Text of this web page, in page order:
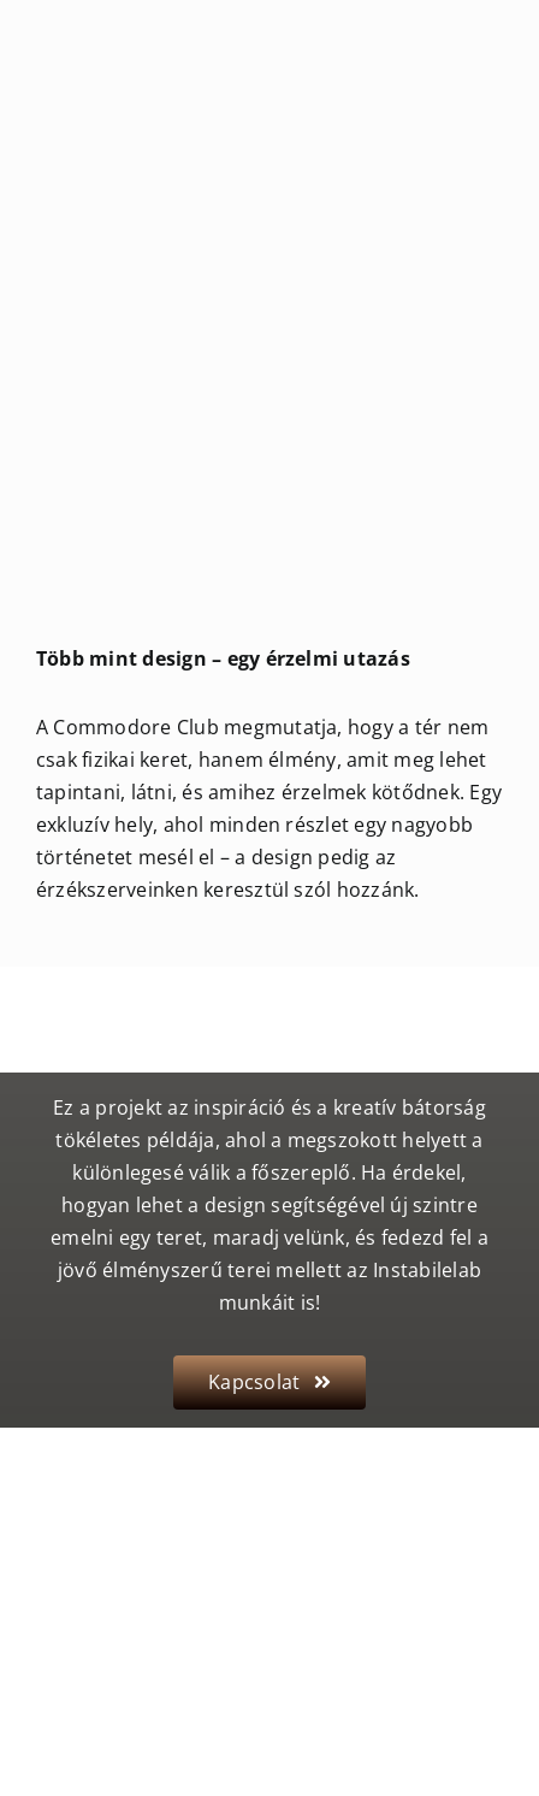
Több mint design – egy érzelmi utazás
A Commodore Club megmutatja, hogy a tér nem
csak fizikai keret, hanem élmény, amit meg lehet
tapintani, látni, és amihez érzelmek kötődnek. Egy
exkluzív hely, ahol minden részlet egy nagyobb
történetet mesél el – a design pedig az
érzékszerveinken keresztül szól hozzánk.
Ez a projekt az inspiráció és a kreatív bátorság
tökéletes példája, ahol a megszokott helyett a
különlegesé válik a főszereplő. Ha érdekel,
hogyan lehet a design segítségével új szintre
emelni egy teret, maradj velünk, és fedezd fel a
jövő élményszerű terei mellett az Instabilelab
munkáit is!
Kapcsolat